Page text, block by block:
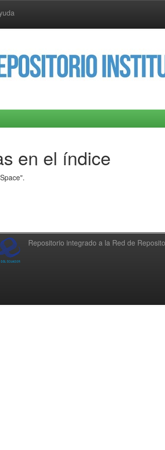
en el índice
Repositorio integrado a la Red de